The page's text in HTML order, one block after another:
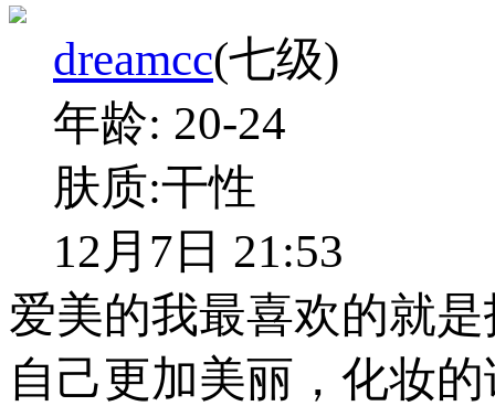
dreamcc(七级)
年龄: 20-24
肤质:干性
12月7日 21:53
爱美的我最喜欢的就
自己更加美丽，化妆